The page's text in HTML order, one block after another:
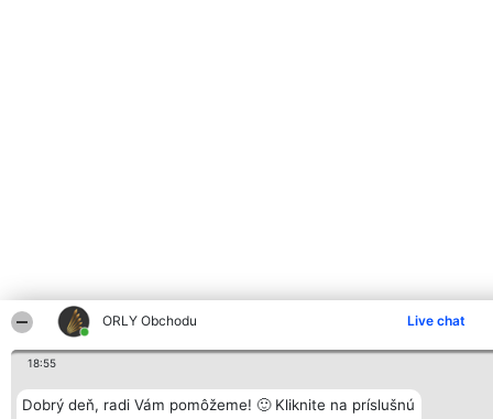
ORLY Obchodu Live chat
18:55
Dobrý deň, radi Vám pomôžeme! 🙂 Kliknite na príslušnú